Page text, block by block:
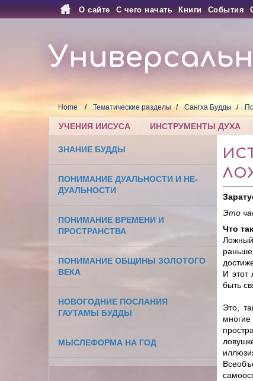
О сайте С чего начать Книги События
Home Тематические разделы Сангха Будды
УЧЕНИЯ ИИСУСА ИНСТРУМЕНТЫ ДУХА
ЗНАНИЕ БУДДЫ
ПОНИМАНИЕ ДУАЛЬНОСТИ И НЕ-
ДУАЛЬНОСТИ
ПОНИМАНИЕ ВРЕМЕНИ И
ПРОСТРАНСТВА
ПОНИМАНИЕ ОБЩИНЫ ЗОЛОТОГО
ВЕКА
НОВОГОДНИЕ ПОСЛАНИЯ
ГАУТАМЫ БУДДЫ
МЫСЛЕФОРМА НА ГОД
Это
Что
И этот
быть
Это,